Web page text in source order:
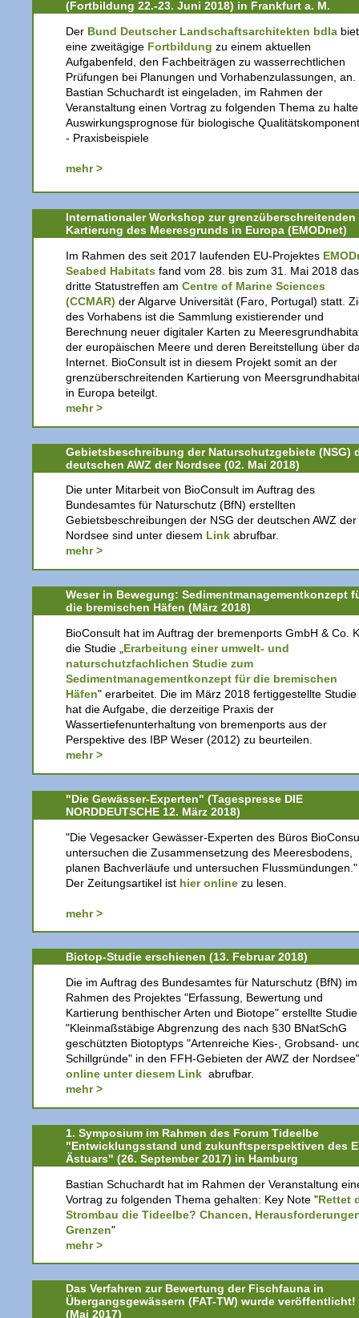
(Fortbildung 22.-23. Juni 2018) in Frankfurt a. M.
Der Bund Deutscher Landschaftsarchitekten bdla
eine zweitägige Fortbildung zu einem aktuellen
Aufgabenfeld, den Fachbeiträgen zu wasserrechtlichen
Prüfungen bei Planungen und Vorhabenzulassungen, an.
Bastian Schuchardt ist eingeladen, im Rahmen der
Veranstaltung einen Vortrag zu folgenden Thema zu
Auswirkungsprognose für biologische
- Praxisbeispiele
mehr >
Internationaler Workshop zur grenzüberschreitenden
Kartierung des Meeresgrunds in Europa (EMODnet)
Im Rahmen des seit 2017 laufenden EU-Projektes
Seabed Habitats fand vom 28. bis zum 31. Mai 2018 das
dritte Statustreffen am Centre of Marine Sciences
(CCMAR) der Algarve Universität (Faro, Portugal) statt.
des Vorhabens ist die Sammlung existierender und
Berechnung neuer digitaler Karten zu
der europäischen Meere und deren Bereitstellung über
Internet. BioConsult ist in diesem Projekt somit an der
grenzüberschreitenden Kartierung von
in Europa beteilgt.
mehr >
Gebietsbeschreibung der Naturschutzgebiete (NSG)
deutschen AWZ der Nordsee (02. Mai 2018)
Die unter Mitarbeit von BioConsult im Auftrag des
Bundesamtes für Naturschutz (BfN) erstellten
Gebietsbeschreibungen der NSG der deutschen AWZ der
Nordsee sind unter diesem Link abrufbar.
mehr >
Weser in Bewegung: Sedimentmanagementkonzept
die bremischen Häfen (März 2018)
BioConsult hat im Auftrag der bremenports GmbH & Co.
die Studie „ Erarbeitung einer umwelt- und
naturschutzfachlichen Studie zum
Sedimentmanagementkonzept für die bremischen
Häfen" erarbeitet. Die im März 2018 fertiggestellte Studie
hat die Aufgabe, die derzeitige Praxis der
Wassertiefenunterhaltung von bremenports aus der
Perspektive des IBP Weser (2012) zu beurteilen.
mehr >
"Die Gewässer-Experten" (Tagespresse DIE
NORDDEUTSCHE 12. März 2018)
"Die Vegesacker Gewässer-Experten des Büros
untersuchen die Zusammensetzung des Meeresbodens,
planen Bachverläufe und untersuchen Flussmündungen."
Der Zeitungsartikel ist hier online zu lesen.
mehr >
Biotop-Studie erschienen (13. Februar 2018)
Die im Auftrag des Bundesamtes für Naturschutz (BfN) im
Rahmen des Projektes "Erfassung, Bewertung und
Kartierung benthischer Arten und Biotope" erstellte Studie
"Kleinmaßstäbige Abgrenzung des nach §30 BNatSchG
geschützten Biotoptyps "Artenreiche Kies-, Grobsand-
Schillgründe" in den FFH-Gebieten der AWZ der
online unter diesem Link abrufbar.
mehr >
1. Symposium im Rahmen des Forum Tideelbe
"Entwicklungsstand und zukunftsperspektiven des
Ästuars" (26. September 2017) in Hamburg
Bastian Schuchardt hat im Rahmen der Veranstaltung
Vortrag zu folgenden Thema gehalten: Key Note "Rettet
Strombau die Tideelbe? Chancen,
Grenzen"
mehr >
Das Verfahren zur Bewertung der Fischfauna in
Übergangsgewässern (FAT-TW) wurde veröffentlicht!
(Mai 2017)